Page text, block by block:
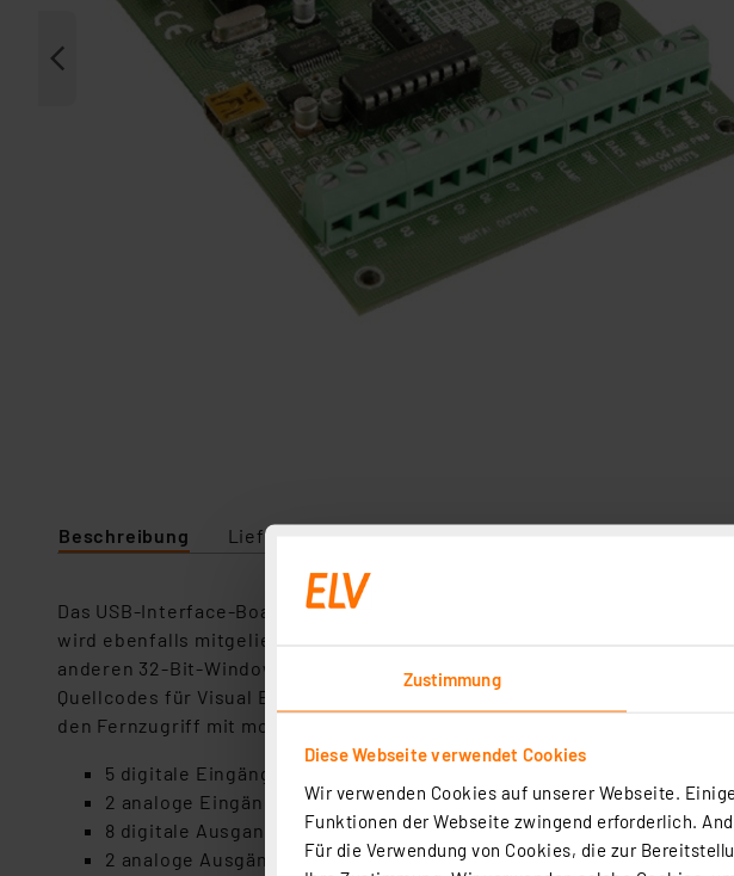
Zustimmung
Diese Webseite verwendet Cookies
Wir verwenden Cookies auf unserer Webseite.
Funktionen der Webseite zwingend erforderlich.
Für die Verwendung von Cookies, die zur
Beschreibung Lieferumfang
Das USB-Interface-Board wird einfach an einen USB-Port
wird ebenfalls mitgeliefert. So kann man maßgeschneiderte Windows-
anderen 32-Bit-Windows-Hilfsprogramm für Applikationen, das DLL
Quellcodes für Visual Basic, Visual C++, Visual C#, Excel, Delphi und
den Fernzugriff mit mobilen Geräten verfügbar (siehe Web-Shop).
5 digitale Eingänge mit Test-Tasten auf der Platine
2 analoge Eingänge mit Option für Dämpfung und Verstärkung
8 digitale Ausgangsschalter (Open Collector, max. 50 V/100 mA,
2 analoge Ausgänge: 0 bis 5 V, PWM 0 bis 100 %, Open Collector,